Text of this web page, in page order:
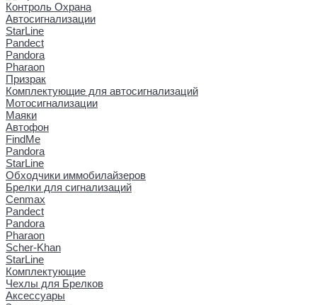
Контроль Охрана
Автосигнализации
StarLine
Pandect
Pandora
Pharaon
Призрак
Комплектующие для автосигнализаций
Мотосигнализации
Маяки
Автофон
FindMe
Pandora
StarLine
Обходчики иммобилайзеров
Брелки для сигнализаций
Cenmax
Pandect
Pandora
Pharaon
Scher-Khan
StarLine
Комплектующие
Чехлы для Брелков
Аксессуары